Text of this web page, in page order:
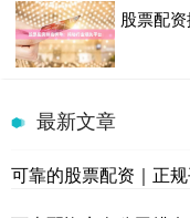
股票配
最新文章
可靠的股票配资｜正